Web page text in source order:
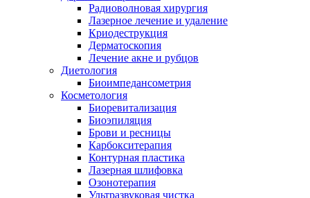
Радиоволновая хирургия
Лазерное лечение и удаление
Криодеструкция
Дерматоскопия
Лечение акне и рубцов
Диетология
Биоимпедансометрия
Косметология
Биоревитализация
Биоэпиляция
Брови и ресницы
Карбокситерапия
Контурная пластика
Лазерная шлифовка
Озонотерапия
Ультразвуковая чистка